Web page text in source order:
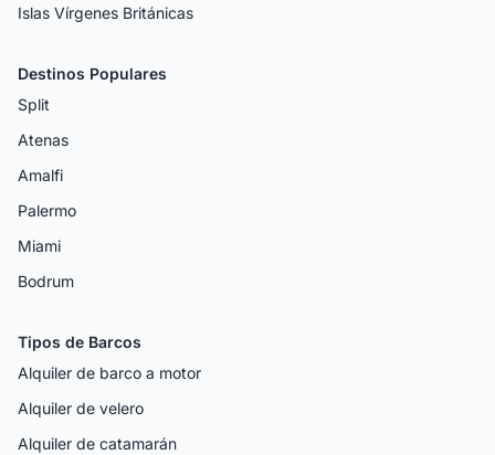
Islas Vírgenes Británicas
Destinos Populares
Split
Atenas
Amalfi
Palermo
Miami
Bodrum
Tipos de Barcos
Alquiler de barco a motor
Alquiler de velero
Alquiler de catamarán